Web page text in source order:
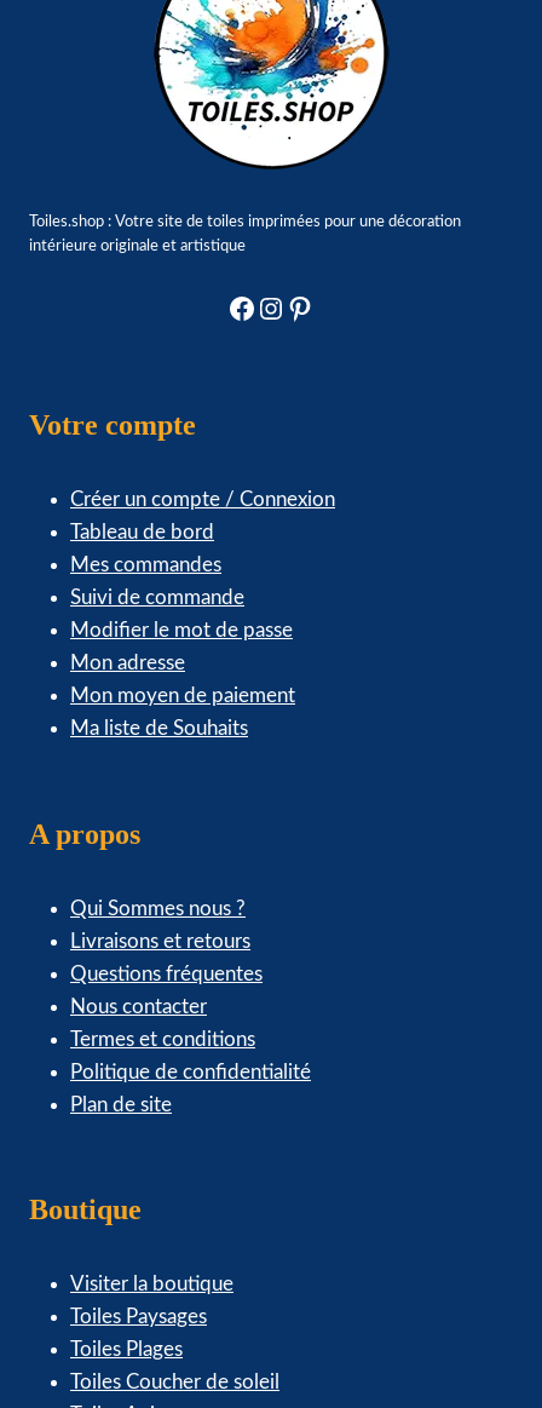
Toiles.shop : Votre site de toiles imprimées pour une décoration
intérieure originale et artistique
Facebook
Instagram
Pinterest
Votre compte
Créer un compte / Connexion
Tableau de bord
Mes commandes
Suivi de commande
Modifier le mot de passe
Mon adresse
Mon moyen de paiement
Ma liste de Souhaits
A propos
Qui Sommes nous ?
Livraisons et retours
Questions fréquentes
Nous contacter
Termes et conditions
Politique de confidentialité
Plan de site
Boutique
Visiter la boutique
Toiles Paysages
Toiles Plages
Toiles Coucher de soleil